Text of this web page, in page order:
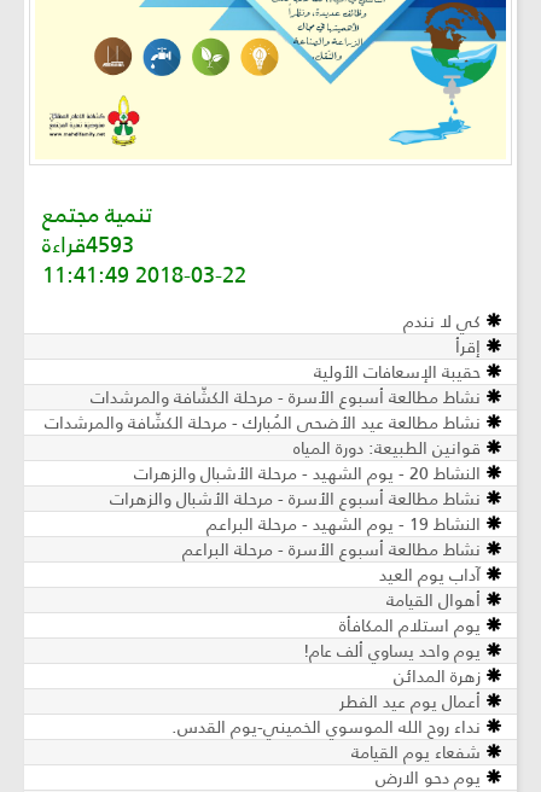
تنمية مجتمع
4593قراءة
2018-03-22 11:41:49
كي لا نندم
إقرأ
حقيبة الإسعافات الأولية
نشاط مطالعة أسبوع الأسرة - مرحلة الكشّافة والمرشدات
نشاط مطالعة عيد الأضحى المُبارك - مرحلة الكشّافة والمرشدات
قوانين الطبيعة: دورة المياه
النشاط 20 - يوم الشهيد - مرحلة الأشبال والزهرات
نشاط مطالعة أسبوع الأسرة - مرحلة الأشبال والزهرات
النشاط 19 - يوم الشهيد - مرحلة البراعم
نشاط مطالعة أسبوع الأسرة - مرحلة البراعم
آداب يوم العيد
أهوال القيامة
يوم استلام المكافأة
يوم واحد يساوي ألف عام!
زهرة المدائن
أعمال يوم عيد الفطر
نداء روح الله الموسوي الخميني-يوم القدس.
شفعاء يوم القيامة
يوم دحو الارض